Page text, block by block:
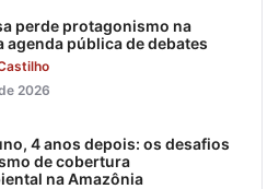
perde protagonismo na
agenda pública de debates
2026
4 anos depois: os desafios
de cobertura
na Amazônia